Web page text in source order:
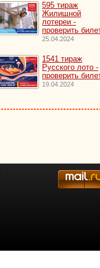
595 тираж
Жилищной
лотереи -
проверить
25.04.2024
1541 тираж
Русского лото -
проверить
19.04.2024